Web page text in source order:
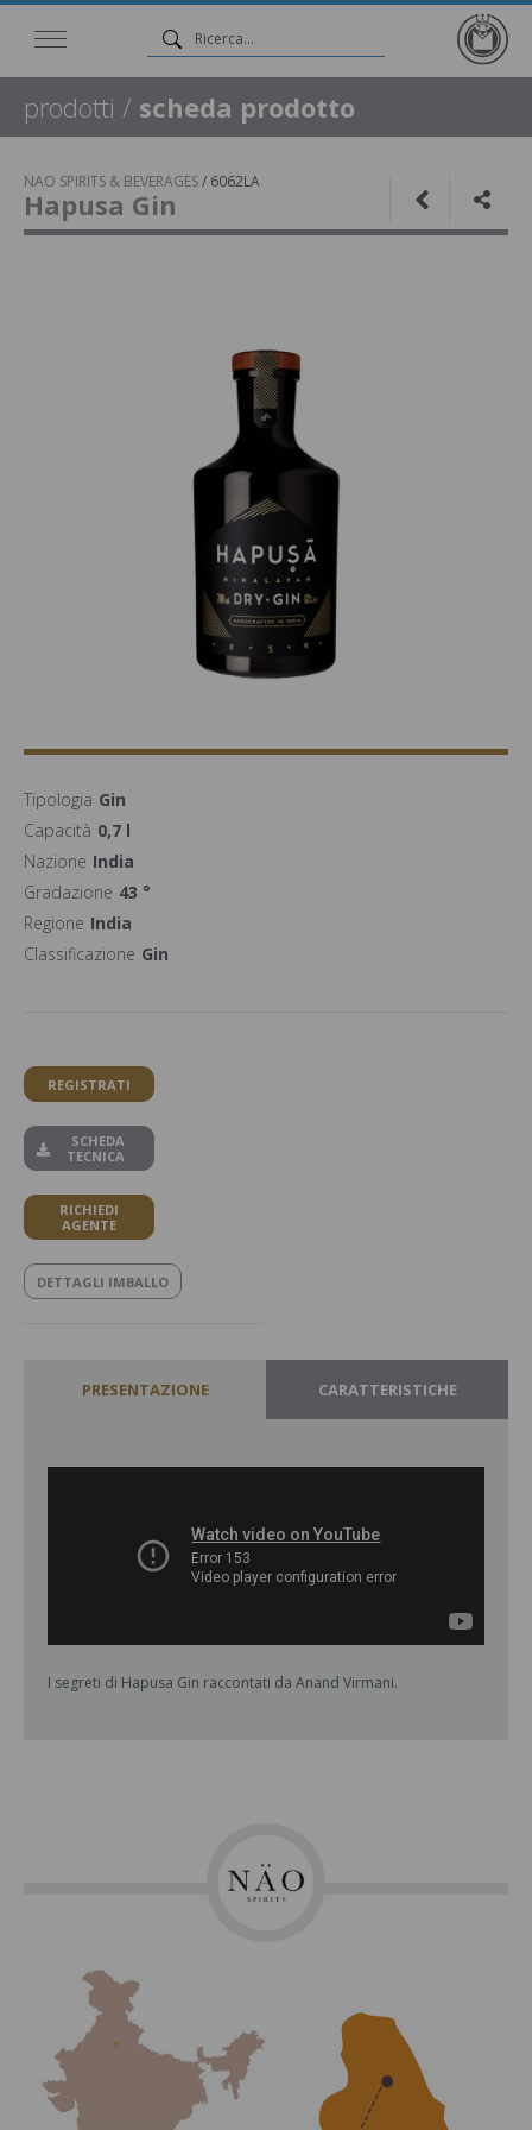
prodotti / scheda prodotto
NAO SPIRITS & BEVERAGES/ 6062LA
Hapusa Gin
Tipologia Gin
Capacità 0,7 l
Nazione India
Gradazione 43 °
Regione India
Classificazione Gin
REGISTRATI
SCHEDA
TECNICA
RICHIEDI
AGENTE
DETTAGLI IMBALLO
PRESENTAZIONE CARATTERISTICHE
I segreti di Hapusa Gin raccontati da Anand Virmani.